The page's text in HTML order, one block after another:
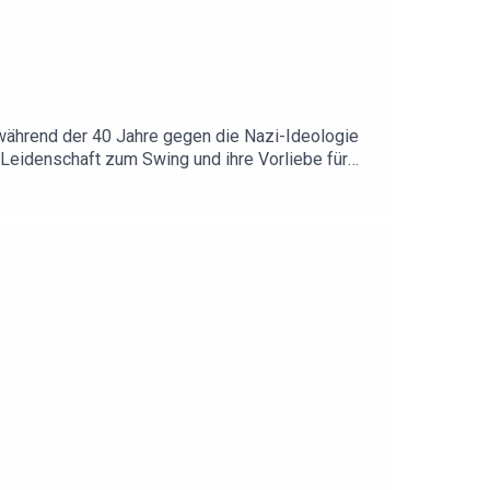
der 40 Jahre gegen die Nazi-Ideologie
zum Swing und ihre Vorliebe für
Jandl, Erni Mangold und Helmut Qualtinger
gemacht hat, warum man die
in dieser Folge: „Schlurfkatzen“ von